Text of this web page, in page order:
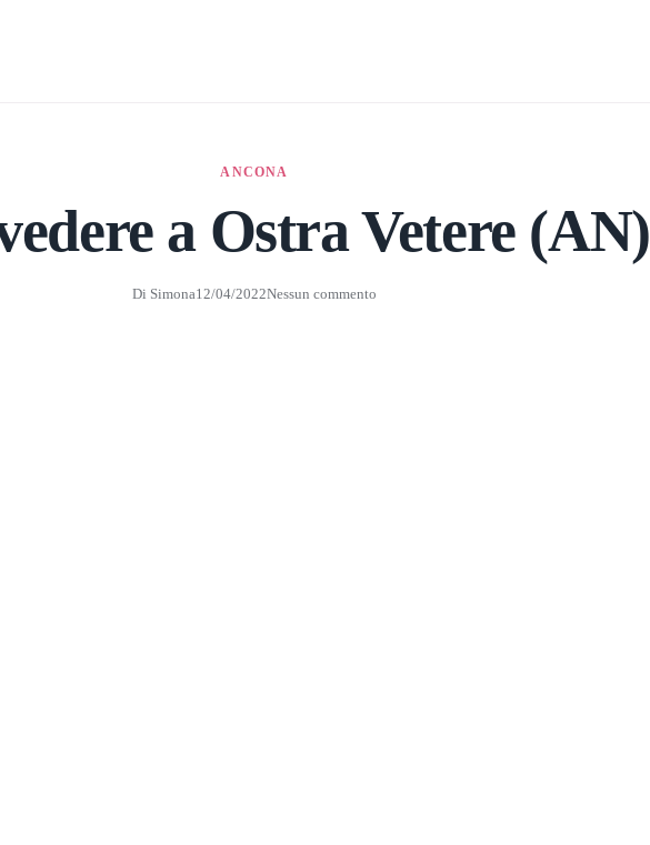
ANCONA
a Ostra Vetere (AN)
Di Simona12/04/2022Nessun commento